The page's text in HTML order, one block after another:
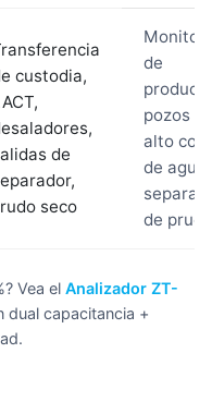
custodia,
de
seco
de
pozos
alto
de agua,
de
Vea el Analizador ZT-
dual capacitancia +